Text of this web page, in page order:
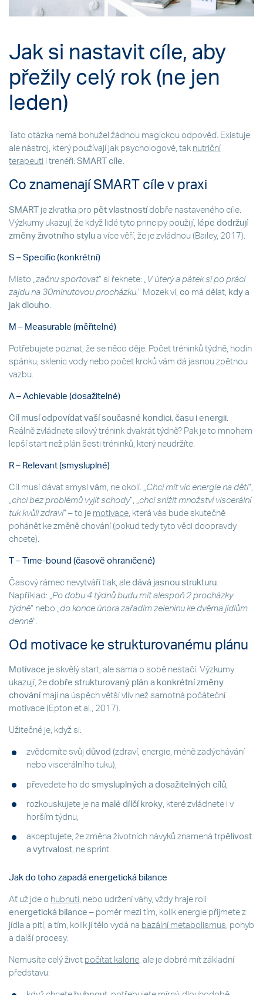
Jak si nastavit cíle, aby
přežily celý rok (ne jen
leden)
Tato otázka nemá bohužel žádnou magickou odpověď. Existuje
ale nástroj, který používají jak psychologové, tak nutriční
terapeuti i trenéři: SMART cíle
Co znamenají SMART cíle v praxi
SMART je zkratka pro pět vlastnostídobře nastaveného cíle.
Výzkumy ukazují, že když lidé tyto principy použijí, lépe dodržují
změny životního stylu a více věří, že je zvládnou (Bailey, 2017).
S – Specific (konkrétní)
Místo „ začnu sportovat“ si řeknete: „
V úterý a pátek si po práci
zajdu na 30minutovou procházku. “ Mozek ví, co má dělat, kdy a
jak dlouho
M – Measurable (měřitelné)
Potřebujete poznat, že se něco děje. Počet tréninků týdně, hodin
spánku, sklenic vody nebo počet kroků vám dá jasnou zpětnou
vazbu.
A – Achievable (dosažitelné)
Cíl musí odpovídat vaší současné kondici, času i energii
Reálně zvládnete silový trénink dvakrát týdně? Pak je to mnohem
lepší start než plán šesti tréninků, který neudržíte.
R – Relevant (smysluplné)
Cíl musí dávat smysl vám , ne okolí. „ Chci mít víc energie na děti“,
chci bez problémů vyjít schody“, „ chci snížit množství viscerální
tuk kvůli zdraví“ – to je motivace , která vás bude skutečně
pohánět ke změně chování (pokud tedy tyto věci doopravdy
chcete).
T – Time-bound (časově ohraničené)
Časový rámec nevytváří tlak, ale dává jasnou strukturu
Například: „ Po dobu 4 týdnů budu mít alespoň 2 procházky
týdně“ nebo „ do konce února zařadím zeleninu ke dvěma jídlům
denně“.
Od motivace ke strukturovanému plánu
Motivace je skvělý start, ale sama o sobě nestačí. Výzkumy
ukazují, že dobře strukturovaný plán a konkrétní změny
chování mají na úspěch větší vliv než samotná počáteční
motivace (Epton et al., 2017).
Užitečné je, když si:
zvědomíte svůj důvod (zdraví, energie, méně zadýchávání
nebo viscerálního tuku),
převedete ho do smysluplných a dosažitelných cílů
rozkouskujete je na malé dílčí kroky , které zvládnete i v
horším týdnu,
akceptujete, že změna životních návyků znamená trpělivost
a vytrvalost, ne sprint.
Jak do toho zapadá energetická bilance
Ať už jde o hubnutí, nebo udržení váhy, vždy hraje roli
energetická bilance – poměr mezi tím, kolik energie přijmete z
jídla a pití, a tím, kolik jí tělo vydá na bazální metabolismus, pohyb
a další procesy.
Nemusíte celý život počítat kalorie, ale je dobré mít základní
představu: